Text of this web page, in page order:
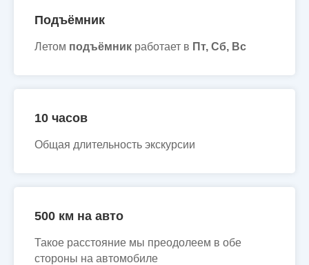
Подъёмник
Летом подъёмник работает в Пт, Сб, Вс
10 часов
Общая длительность экскурсии
500 км на авто
Такое расстояние мы преодолеем в обе
стороны на автомобиле